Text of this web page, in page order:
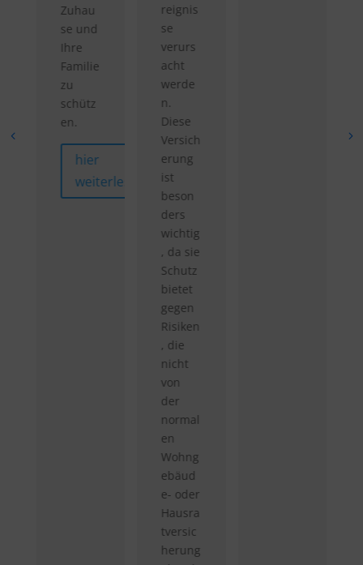
Zuhau
se und
Ihre
Familie
zu
schütz
en.
hier
weiterlesen
reignis
se
verurs
acht
werde
n.
Diese
Versich
erung
ist
beson
ders
wichtig
, da sie
Schutz
bietet
gegen
Risiken
, die
nicht
von
der
normal
en
Wohng
ebäud
e- oder
Hausra
tversic
herung